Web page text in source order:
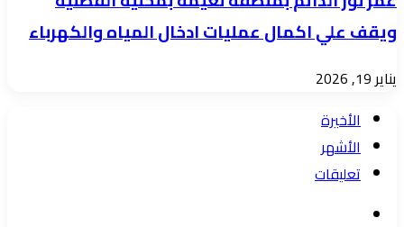
ويقف علي اكمال عمليات ادخال المياه والكهرباء
يناير 19, 2026
الأخيرة
الأشهر
تعليقات